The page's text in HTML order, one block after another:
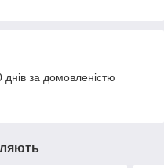
за домовленістю